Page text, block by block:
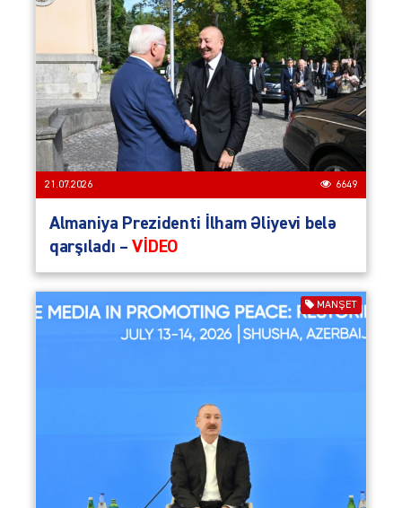
21.07.2026 6649
Almaniya Prezidenti İlham Əliyevi belə
qarşıladı –VİDEO
MANŞET